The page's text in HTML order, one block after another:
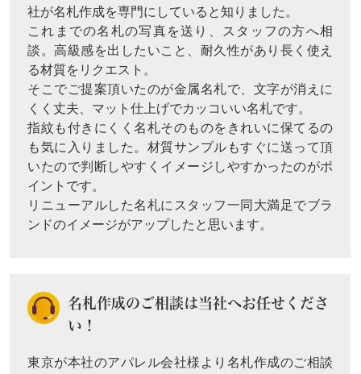
社が名札作成を専門にしていると知りました。
これまでの名札の写真を送り、スタッフの方へ相
談。高級感を出したいこと、耐久性があり長く使え
る材質をリクエスト。
そこでご提案頂いたのが金属名札で、文字が消えに
くく丈夫、マット仕上げでカッコいい名札です。
指紋も付きにくく名札そのものをきれいに保てるの
も気に入りました。材質サンプルもすぐに送って頂
いたので判断しやすくイメージしやすかったのがポ
イントです。
リニューアルした名札にスタッフ一同大満足でブラ
ンドのイメージがアップしたと思います。
名札作成のご相談は当社へお任せくださ
い！
東京が本社のアパレル会社様より名札作成のご相談